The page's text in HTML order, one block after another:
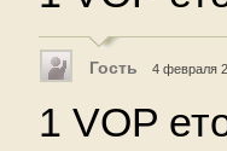
Гость 4 февраля
1 VOP